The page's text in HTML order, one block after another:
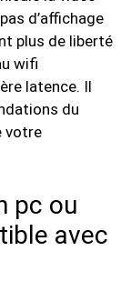
d’affichage
plus de liberté
wifi
latence. Il
du
votre
pc ou
avec